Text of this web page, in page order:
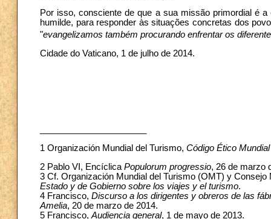
Por isso, consciente de que a sua missão primordial é
humilde, para responder às situações concretas dos
"evangelizamos também procurando enfrentar os
Cidade do Vaticano, 1 de julho de 2014.
1 Organización Mundial del Turismo, Código Ético
2 Pablo VI, Encíclica Populorum progressio, 26 de marzo
3 Cf. Organización Mundial del Turismo (OMT) y
Estado y de Gobierno sobre los viajes y el turismo.
4 Francisco, Discurso a los dirigentes y obreros de las
Amelia, 20 de marzo de 2014.
5 Francisco, Audiencia general, 1 de mayo de 2013.